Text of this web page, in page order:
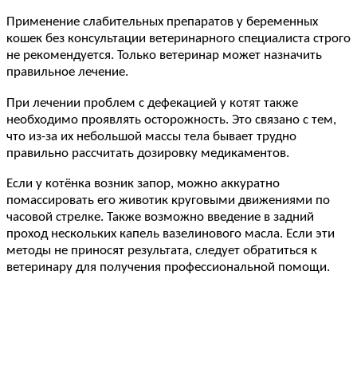
Применение слабительных препаратов у беременных
кошек без консультации ветеринарного специалиста строго
не рекомендуется. Только ветеринар может назначить
правильное лечение.
При лечении проблем с дефекацией у котят также
необходимо проявлять осторожность. Это связано с тем,
что из-за их небольшой массы тела бывает трудно
правильно рассчитать дозировку медикаментов.
Если у котёнка возник запор, можно аккуратно
помассировать его животик круговыми движениями по
часовой стрелке. Также возможно введение в задний
проход нескольких капель вазелинового масла. Если эти
методы не приносят результата, следует обратиться к
ветеринару для получения профессиональной помощи.